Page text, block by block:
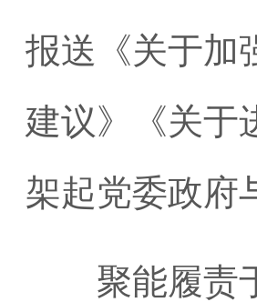
报送《关于加
建议》《关于
架起党委政府
聚能履责